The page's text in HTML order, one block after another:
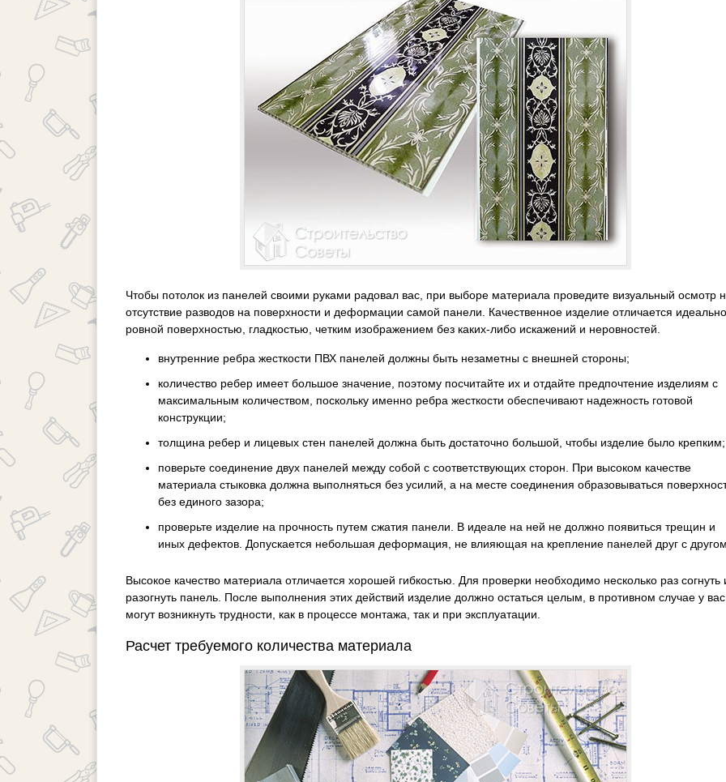
Чтобы потолок из панелей своими руками радовал вас, при выборе материала проведите визуальный осмотр
отсутствие разводов на поверхности и деформации самой панели. Качественное изделие отличается идеально
ровной поверхностью, гладкостью, четким изображением без каких-либо искажений и неровностей.
внутренние ребра жесткости ПВХ панелей должны быть незаметны с внешней стороны;
количество ребер имеет большое значение, поэтому посчитайте их и отдайте предпочтение изделиям с
максимальным количеством, поскольку именно ребра жесткости обеспечивают надежность готовой
конструкции;
толщина ребер и лицевых стен панелей должна быть достаточно большой, чтобы изделие было крепким;
поверьте соединение двух панелей между собой с соответствующих сторон. При высоком качестве
материала стыковка должна выполняться без усилий, а на месте соединения образовываться
без единого зазора;
проверьте изделие на прочность путем сжатия панели. В идеале на ней не должно появиться трещин и
иных дефектов. Допускается небольшая деформация, не влияющая на крепление панелей друг с
Высокое качество материала отличается хорошей гибкостью. Для проверки необходимо несколько раз согнуть
разогнуть панель. После выполнения этих действий изделие должно остаться целым, в противном случае у вас
могут возникнуть трудности, как в процессе монтажа, так и при эксплуатации.
Расчет требуемого количества материала